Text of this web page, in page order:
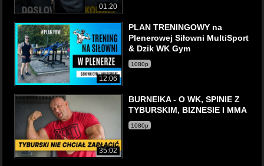
01:20
12:06
PLAN TRENINGOWY na
Plenerowej Siłowni MultiSport
& Dzik WK Gym
1080p
35:02
BURNEIKA - O WK, SPINIE Z
TYBURSKIM, BIZNESIE I MMA
1080p